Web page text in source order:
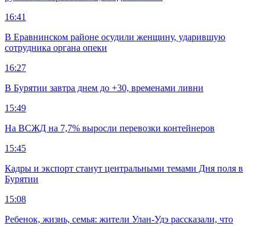
16:41
В Еравнинском районе осудили женщину, ударившую
сотрудника органа опеки
16:27
В Бурятии завтра днем до +30, временами ливни
15:49
На ВСЖД на 7,7% выросли перевозки контейнеров
15:45
Кадры и экспорт станут центральными темами Дня поля в
Бурятии
15:08
Ребенок, жизнь, семья: жители Улан-Удэ рассказали, что